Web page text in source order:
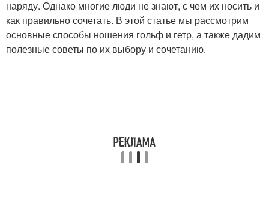
Гетры для спортивного
наряду. Однако многие люди не знают, с чем их носить и
как правильно сочетать. В этой статье мы рассмотрим
основные способы ношения гольф и гетр, а также дадим
полезные советы по их выбору и сочетанию.